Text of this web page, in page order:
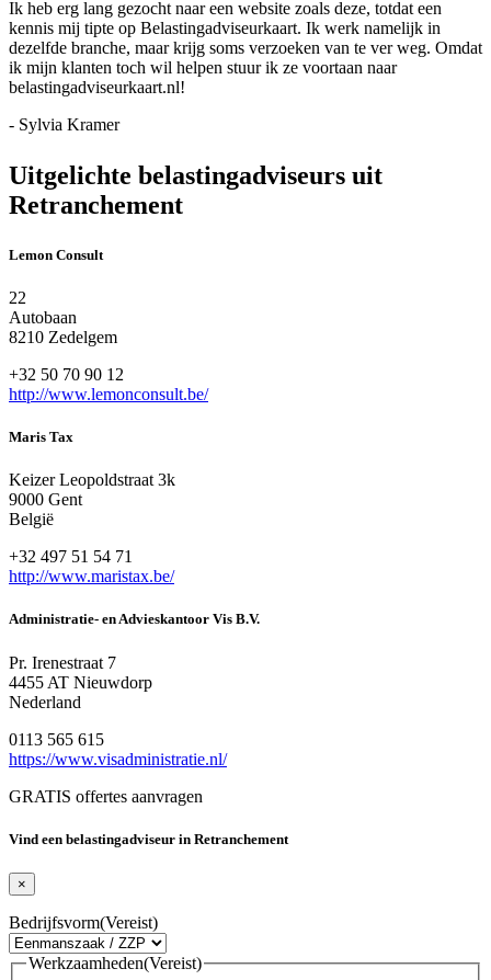
Ik heb erg lang gezocht naar een website zoals deze, totdat een
kennis mij tipte op Belastingadviseurkaart. Ik werk namelijk in
dezelfde branche, maar krijg soms verzoeken van te ver weg. Omdat
ik mijn klanten toch wil helpen stuur ik ze voortaan naar
belastingadviseurkaart.nl!
- Sylvia Kramer
Uitgelichte belastingadviseurs uit
Retranchement
Lemon Consult
22
Autobaan
8210 Zedelgem
+32 50 70 90 12
http://www.lemonconsult.be/
Maris Tax
Keizer Leopoldstraat 3k
9000 Gent
België
+32 497 51 54 71
http://www.maristax.be/
Administratie- en Advieskantoor Vis B.V.
Pr. Irenestraat 7
4455 AT Nieuwdorp
Nederland
0113 565 615
https://www.visadministratie.nl/
GRATIS offertes aanvragen
Vind een belastingadviseur in Retranchement
×
Bedrijfsvorm(Vereist)
Werkzaamheden(Vereist)